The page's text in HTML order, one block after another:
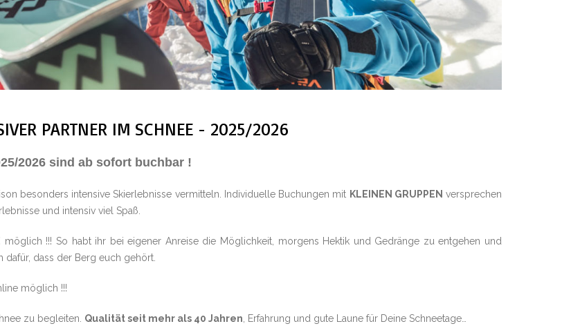
PARTNER IM SCHNEE - 2025/2026
2026 sind ab sofort buchbar !
besonders intensive Skierlebnisse vermitteln. Individuelle Buchungen mit KLEINEN GRUPPEN versprechen
und intensiv viel Spaß.
möglich !!! So habt ihr bei eigener Anreise die Möglichkeit, morgens Hektik und Gedränge zu entgehen und
dass der Berg euch gehört.
möglich !!!
zu begleiten. Qualität seit mehr als 40 Jahren , Erfahrung und gute Laune für Deine Schneetage…